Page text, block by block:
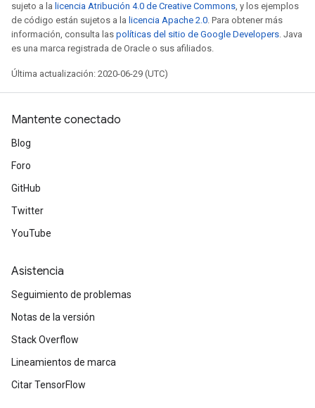
sujeto a la licencia Atribución 4.0 de Creative Commons, y los ejemplos
de código están sujetos a la licencia Apache 2.0. Para obtener más
información, consulta las políticas del sitio de Google Developers. Java
es una marca registrada de Oracle o sus afiliados.
Última actualización: 2020-06-29 (UTC)
Mantente conectado
Blog
Foro
GitHub
Twitter
YouTube
Asistencia
Seguimiento de problemas
Notas de la versión
Stack Overflow
Lineamientos de marca
Citar TensorFlow